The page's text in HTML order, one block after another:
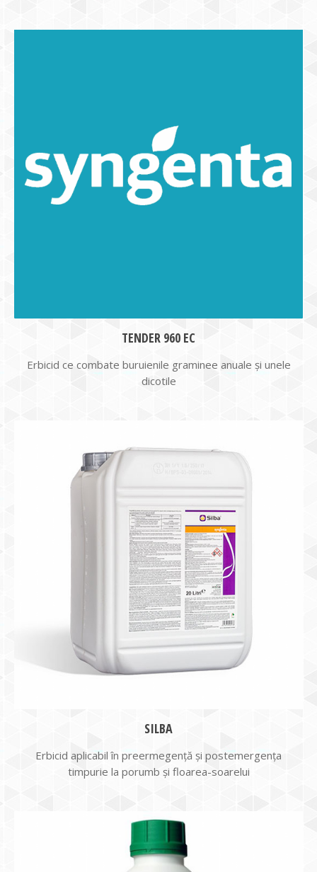
TENDER 960 EC
Erbicid ce combate buruienile graminee anuale şi unele
dicotile
SILBA
Erbicid aplicabil în preermegenţă şi postemergenţa
timpurie la porumb şi floarea-soarelui